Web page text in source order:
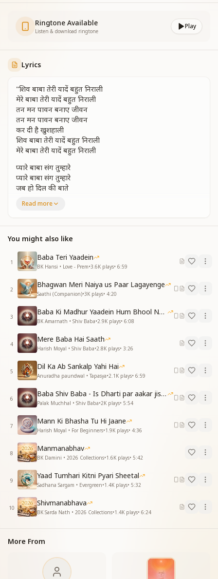
Ringtone Available
Listen & download ringtone
Play
Lyrics
"शिव बाबा तेरी यादें बहुत निराली
मेरे बाबा तेरी यादें बहुत निराली
तन मन पावन बनाए जीवन
तन मन पावन बनाए जीवन
कर दी है खुशहाली
शिव बाबा तेरी यादें बहुत निराली
मेरे बाबा तेरी यादें बहुत निराली
प्यारे बाबा संग तुम्हारे
प्यारे बाबा संग तुम्हारे
जब हो दिल की बाते
मुरलीकी सौगाते
बाबा ने भरपूर किया है
अब न रहा कुछ खाली
शिव बाबा तेरी यादें बहुत निराली
मेरे बाबा तेरी यादें बहुत निराली
चांद सितारे सारे नजारे
चांद सितारे सारे नजारे
सब का यही है कहना
बाबा हमारा तारणहारा
सृष्टि का है गहना
फूल है हम सब रूह चमन के
फूल है हम सब रूह चमन के
बाबा अपना माली
शिव बाबा तेरी यादें बहुत निराली
मेरे बाबा तेरी यादें बहुत निराली
तन मन पावन बनाए जीवन
तन मन पावन बनाए जीवन
कर दी है खुशहाली
शिव बाबा तेरी यादें बहुत निराली
मेरे बाबा तेरी यादें बहुत निराली
शिव बाबा तेरी यादें बहुत निराली
मेरे बाबा तेरी यादें बहुत निराली"
Read more
You might also like
1
Baba Teri Yaadein
BK Hansi • Love - Prem•3.6K plays• 6:59
2
Bhagwan Meri Naiya us Paar Lagayenge
Saathi (Companion)•3K plays• 4:20
3
Baba Ki Madhur Yaadein Hum Bhool Nahi Paate
BK Amarnath • Shiv Baba•2.9K plays• 6:08
4
Mere Baba Hai Saath
Harish Moyal • Shiv Baba•2.8K plays• 3:26
5
Dil Ka Ab Sankalp Yahi Hai
Anuradha paundwal • Tapasya•2.1K plays• 6:59
6
Baba Shiv Baba - Is Dharti par aakar jisne
Palak Muchhal • Shiv Baba•2K plays• 5:54
7
Mann Ki Bhasha Tu Hi Jaane
Harish Moyal • For Beginners•1.9K plays• 4:36
8
Manmanabhav
BK Damini • 2026 Collections•1.6K plays• 5:42
9
Yaad Tumhari Kitni Pyari Sheetal
Sadhana Sargam • Evergreen•1.4K plays• 5:32
10
Shivmanabhava
BK Sarda Nath • 2026 Collections•1.4K plays• 6:24
More From